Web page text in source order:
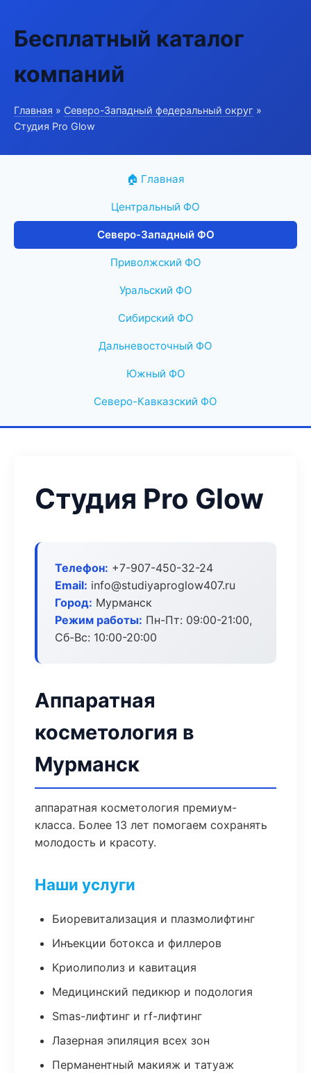
Бесплатный каталог
компаний
Главная » Северо-Западный федеральный округ »
Студия Pro Glow
🏠 Главная
Центральный ФО
Северо-Западный ФО
Приволжский ФО
Уральский ФО
Сибирский ФО
Дальневосточный ФО
Южный ФО
Северо-Кавказский ФО
Студия Pro Glow
Телефон: +7-907-450-32-24
Email: info@studiyaproglow407.ru
Город: Мурманск
Режим работы: Пн-Пт: 09:00-21:00,
Сб-Вс: 10:00-20:00
Аппаратная
косметология в
Мурманск
аппаратная косметология премиум-
класса. Более 13 лет помогаем сохранять
молодость и красоту.
Наши услуги
Биоревитализация и плазмолифтинг
Инъекции ботокса и филлеров
Криолиполиз и кавитация
Медицинский педикюр и подология
Smas-лифтинг и rf-лифтинг
Лазерная эпиляция всех зон
Перманентный макияж и татуаж